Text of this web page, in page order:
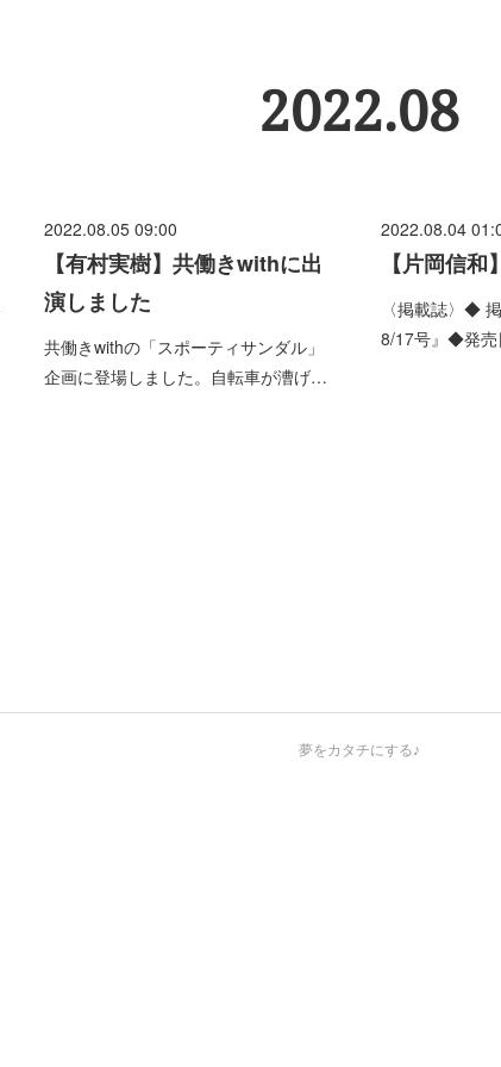
2022.08
2022.08.05 09:00
【有村実樹】共働きwithに出
演しました
共働きwithの「スポーティサンダル」
企画に登場しました。自転車が漕げ…
2022.08.04
【片岡信
〈掲載誌〉◆
8/17号』◆発売
夢をカタチにする♪